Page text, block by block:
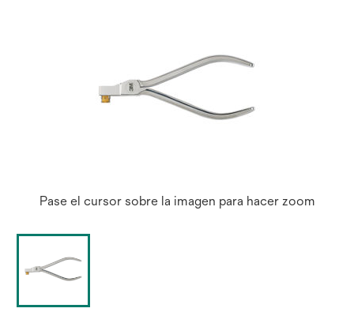
Pase el cursor sobre la imagen para hacer zoom